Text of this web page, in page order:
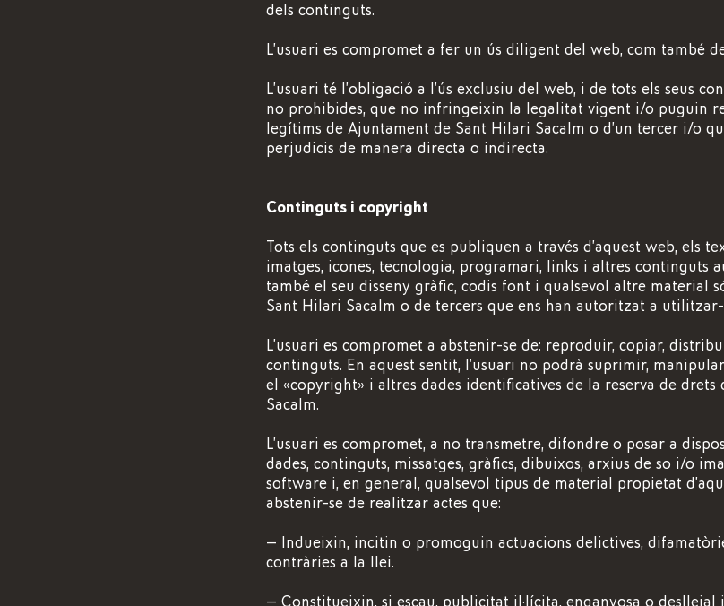
dels continguts.
L’usuari es compromet a fer un ús diligent del web, com també
L’usuari té l’obligació a l’ús exclusiu del web, i de tots els seus
no prohibides, que no infringeixin la legalitat vigent i/o puguin
legítims de Ajuntament de Sant Hilari Sacalm o d’un tercer i/o
perjudicis de manera directa o indirecta.
Continguts i copyright
Tots els continguts que es publiquen a través d’aquest web, els
imatges, icones, tecnologia, programari, links i altres continguts
també el seu disseny gràfic, codis font i qualsevol altre material
Sant Hilari Sacalm o de tercers que ens han autoritzat a utilitzar-
L’usuari es compromet a abstenir-se de: reproduir, copiar,
continguts. En aquest sentit, l’usuari no podrà suprimir,
el «copyright» i altres dades identificatives de la reserva de
Sacalm.
L’usuari es compromet, a no transmetre, difondre o posar a
dades, continguts, missatges, gràfics, dibuixos, arxius de so i/o
software i, en general, qualsevol tipus de material propietat
abstenir-se de realitzar actes que:
— Indueixin, incitin o promoguin actuacions delictives,
contràries a la llei.
— Constitueixin, si escau, publicitat il·lícita, enganyosa o